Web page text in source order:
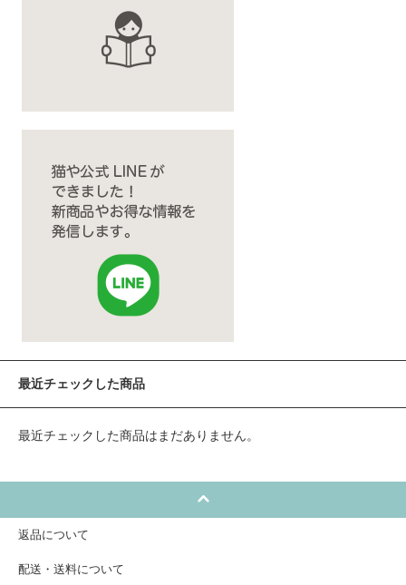
最近チェックした商品
最近チェックした商品はまだありません。
返品について
配送・送料について